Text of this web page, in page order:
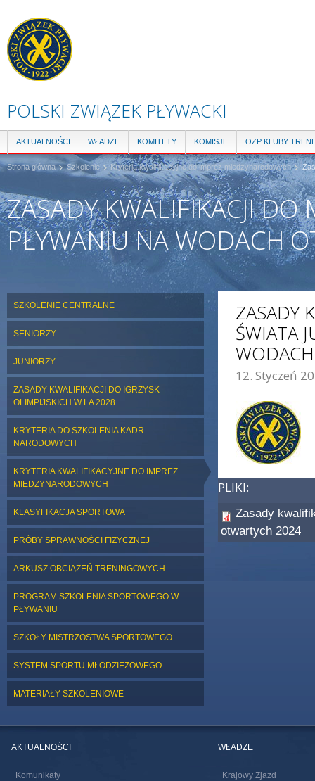
POLSKI ZWIĄZEK PŁYWACKI
AKTUALNOŚCI WŁADZE KOMITETY KOMISJE OZP KLUBY
Strona główna Szkolenie Kryteria kwalifikacyjne do imprez miedzynarodowych
ZASADY KWALIFIKACJI
PŁYWANIU NA WODACH
SZKOLENIE CENTRALNE
SENIORZY
JUNIORZY
ZASADY KWALIFIKACJI DO IGRZYSK
OLIMPIJSKICH W LA 2028
KRYTERIA DO SZKOLENIA KADR
NARODOWYCH
KRYTERIA KWALIFIKACYJNE DO IMPREZ
MIEDZYNARODOWYCH
KLASYFIKACJA SPORTOWA
PRÓBY SPRAWNOŚCI FIZYCZNEJ
ARKUSZ OBCIĄŻEŃ TRENINGOWYCH
PROGRAM SZKOLENIA SPORTOWEGO W
PŁYWANIU
SZKOŁY MISTRZOSTWA SPORTOWEGO
SYSTEM SPORTU MŁODZIEŻOWEGO
MATERIAŁY SZKOLENIOWE
ZASADY
ŚWIATA
12. Styczeń
ZDJĘCIE GŁÓWNE:
PLIKI:
Zasady
otwartych 2024
AKTUALNOŚCI
Komunikaty
WŁADZE
Krajowy Zjazd